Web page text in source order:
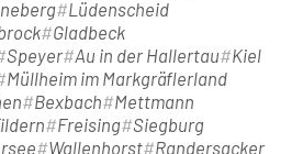
Lüdenscheid
Gladbeck
Speyer Au in der Hallertau
Kiel
Müllheim im Markgräflerland
Bexbach
Mettmann
Freising Siegburg
Wallenhorst Randersacker